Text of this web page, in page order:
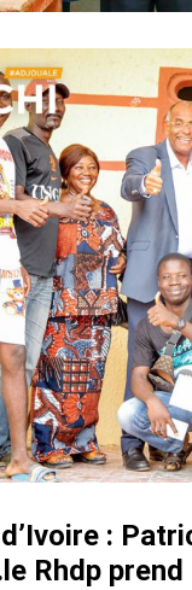
:
Rhdp prend